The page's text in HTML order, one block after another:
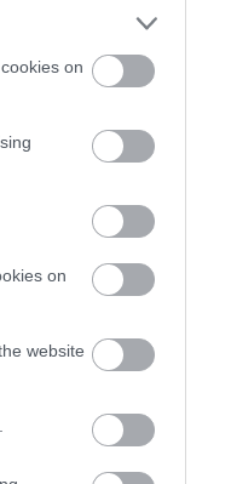
on
on
website
σε 2
της Google